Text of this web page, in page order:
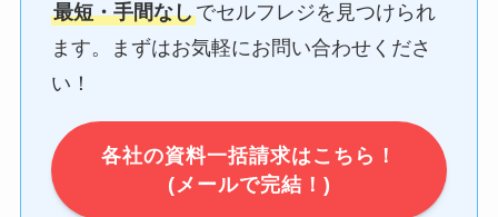
最短・手間なしでセルフレジを見つけられ
ます。まずはお気軽にお問い合わせくださ
い！
各社の資料一括請求はこちら！
(メールで完結！)